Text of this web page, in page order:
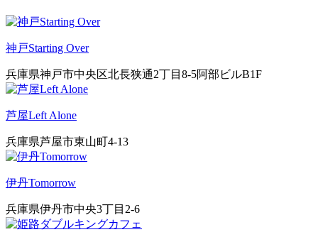
神戸Starting Over
兵庫県神戸市中央区北長狭通2丁目8-5阿部ビルB1F
芦屋Left Alone
兵庫県芦屋市東山町4-13
伊丹Tomorrow
兵庫県伊丹市中央3丁目2-6